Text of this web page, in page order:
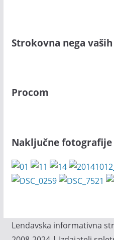
Strokovna nega
Procom
Naključne fotografije
Lendavska informativna